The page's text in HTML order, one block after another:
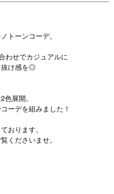
トーンコーデ。
わせでカジュアルに
抜け感を◎
展開。
ーデを組みました！
おります。
くださいませ。